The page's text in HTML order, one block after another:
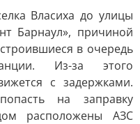
Власиха до улицы
Барнаул», причиной
в очередь
Из-за этого
с задержками.
на заправку
расположены АЗС